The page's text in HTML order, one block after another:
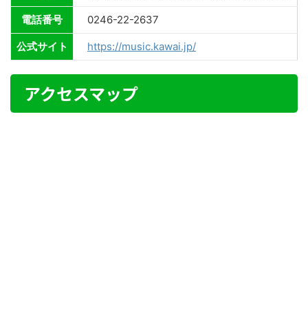
電話番号 0246-22-2637
公式サイト https://music.kawai.jp/
アクセスマップ